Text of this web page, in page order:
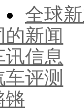
全球
的新闻
信息
评测
锵